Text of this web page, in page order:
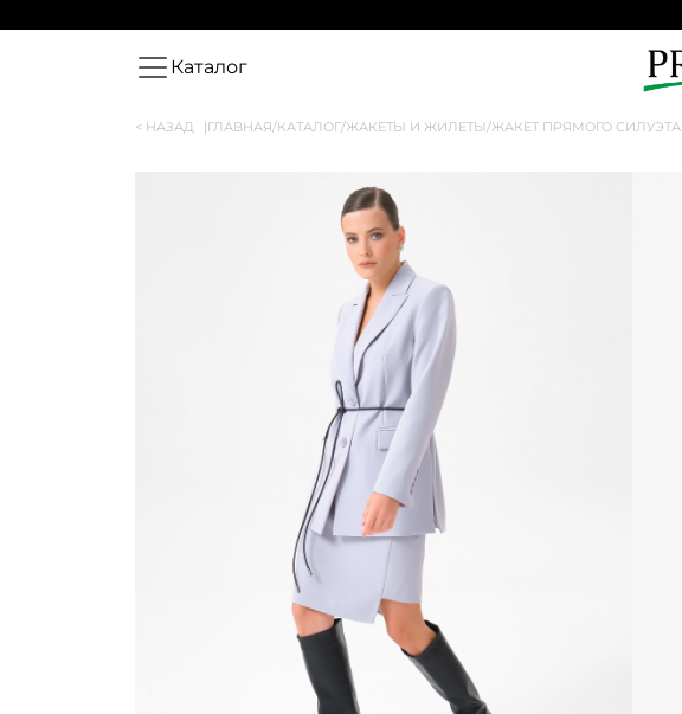
Каталог
< НАЗАД |ГЛАВНАЯ/КАТАЛОГ/ЖАКЕТЫ И ЖИЛЕТЫ/ЖАКЕТ ПРЯМОГО СИЛУЭТА